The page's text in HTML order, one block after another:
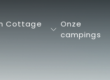
Cottage
Onze
campings